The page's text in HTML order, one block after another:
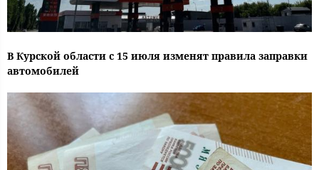
В Курской области с 15 июля изменят правила заправки
автомобилей